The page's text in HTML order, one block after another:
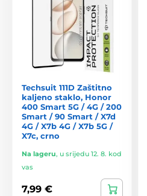
Techsuit 111D Zaštitno
kaljeno staklo, Honor
400 Smart 5G / 4G / 200
Smart / 90 Smart / X7d
4G / X7b 4G / X7b 5G /
X7c, crno
Na lageru, u srijedu 12. 8. kod
vas
7,99 €